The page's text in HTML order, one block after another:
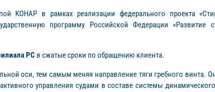
КОНАР в рамках реализации федерального проекта
программу Российской Федерации
РС в сжатые сроки по обращению клиента.
оси, тем самым меняя направление тяги гребного винта.
управления судами в составе системы